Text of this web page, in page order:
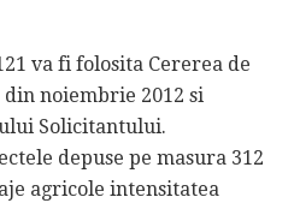
va fi folosita Cererea de
noiembrie 2012 si
Solicitantului.
depuse pe masura 312
agricole intensitatea